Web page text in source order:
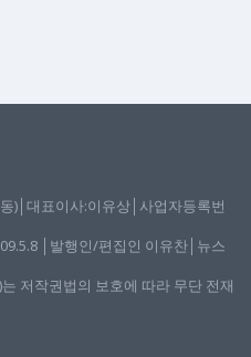
)│대표이사:이유상│사업자등록번
│발행인/편집인 이유찬│뉴스
저작권법의 보호에 따라 무단 전재